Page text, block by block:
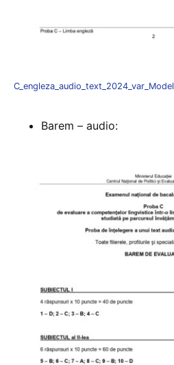
C_engleza_audio_text_2024_var_Model
Barem – audio: